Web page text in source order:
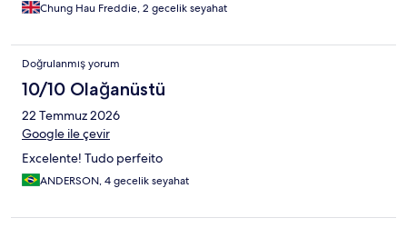
Chung Hau Freddie, 2 gecelik seyahat
Doğrulanmış yorum
10/10 Olağanüstü
22 Temmuz 2026
Google ile çevir
Excelente! Tudo perfeito
ANDERSON, 4 gecelik seyahat